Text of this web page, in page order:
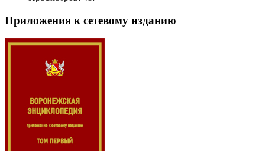
Приложения к сетевому изданию